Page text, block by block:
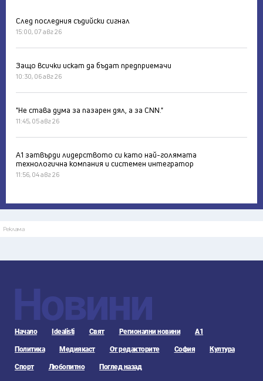
След последния съдийски сигнал
15:00, 07 авг 26
Защо всички искат да бъдат предприемачи
10:30, 06 авг 26
"Не става дума за пазарен дял, а за CNN."
11:45, 05 авг 26
А1 затвърди лидерството си като най-голямата
технологична компания и системен интегратор
11:56, 04 авг 26
Реклама
Новини
Начало Idealisti Свят Регионални новини А1
Политика Медиякаст От редакторите София Култура
Спорт Любопитно Поглед назад